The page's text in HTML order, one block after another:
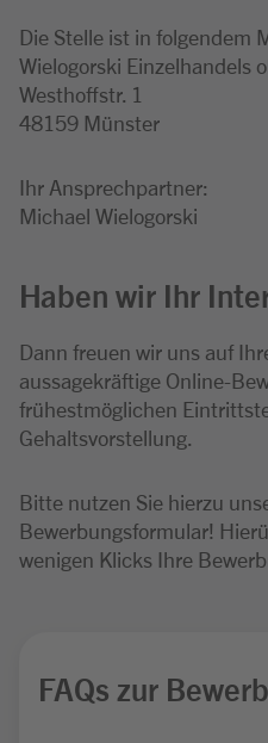
Die Stelle ist in folgendem
Wielogorski Einzelhandels
Westhoffstr. 1
48159 Münster
Ihr Ansprechpartner:
Michael Wielogorski
Haben wir Ihr
Dann freuen wir uns auf
aussagekräftige Online-
frühestmöglichen
Gehaltsvorstellung.
Bitte nutzen Sie hierzu
Bewerbungsformular!
wenigen Klicks Ihre
FAQs zur